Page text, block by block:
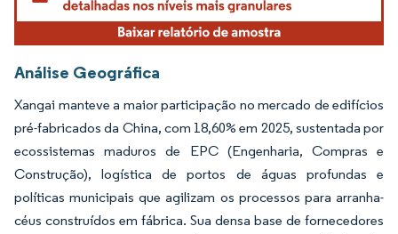
Análise Geográfica
Xangai manteve a maior participação no mercado de edifícios
pré-fabricados da China, com 18,60% em 2025, sustentada por
ecossistemas maduros de EPC (Engenharia, Compras e
Construção), logística de portos de águas profundas e
políticas municipais que agilizam os processos para arranha-
céus construídos em fábrica. Sua densa base de fornecedores